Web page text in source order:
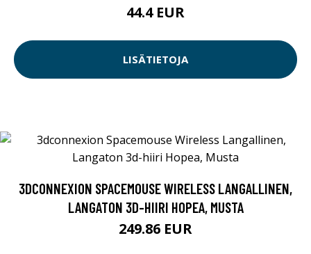
44.4 EUR
LISÄTIETOJA
3DCONNEXION SPACEMOUSE WIRELESS LANGALLINEN,
LANGATON 3D-HIIRI HOPEA, MUSTA
249.86 EUR